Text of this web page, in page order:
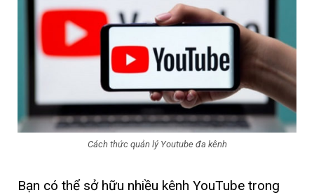
Cách thức quản lý Youtube đa kênh
Bạn có thể sở hữu nhiều kênh YouTube trong